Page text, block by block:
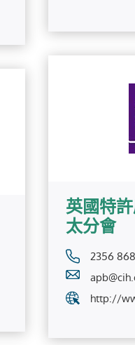
英國特
太分會
2356
http://